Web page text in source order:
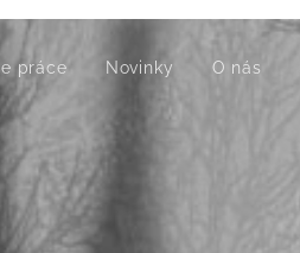
práce Novinky O nás